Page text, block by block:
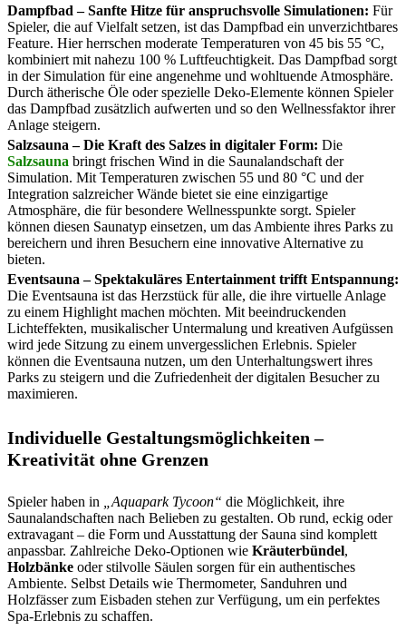
Dampfbad – Sanfte Hitze für anspruchsvolle Simulationen: Für
Spieler, die auf Vielfalt setzen, ist das Dampfbad ein unverzichtbares
Feature. Hier herrschen moderate Temperaturen von 45 bis 55 °C,
kombiniert mit nahezu 100 % Luftfeuchtigkeit. Das Dampfbad sorgt
in der Simulation für eine angenehme und wohltuende Atmosphäre.
Durch ätherische Öle oder spezielle Deko-Elemente können Spieler
das Dampfbad zusätzlich aufwerten und so den Wellnessfaktor ihrer
Anlage steigern.
Salzsauna – Die Kraft des Salzes in digitaler Form: Die
Salzsauna bringt frischen Wind in die Saunalandschaft der
Simulation. Mit Temperaturen zwischen 55 und 80 °C und der
Integration salzreicher Wände bietet sie eine einzigartige
Atmosphäre, die für besondere Wellnesspunkte sorgt. Spieler
können diesen Saunatyp einsetzen, um das Ambiente ihres Parks zu
bereichern und ihren Besuchern eine innovative Alternative zu
bieten.
Eventsauna – Spektakuläres Entertainment trifft Entspannung:
Die Eventsauna ist das Herzstück für alle, die ihre virtuelle Anlage
zu einem Highlight machen möchten. Mit beeindruckenden
Lichteffekten, musikalischer Untermalung und kreativen Aufgüssen
wird jede Sitzung zu einem unvergesslichen Erlebnis. Spieler
können die Eventsauna nutzen, um den Unterhaltungswert ihres
Parks zu steigern und die Zufriedenheit der digitalen Besucher zu
maximieren.
Individuelle Gestaltungsmöglichkeiten –
Kreativität ohne Grenzen
Spieler haben in „Aquapark Tycoon“ die Möglichkeit, ihre
Saunalandschaften nach Belieben zu gestalten. Ob rund, eckig oder
extravagant – die Form und Ausstattung der Sauna sind komplett
anpassbar. Zahlreiche Deko-Optionen wie Kräuterbündel,
Holzbänke oder stilvolle Säulen sorgen für ein authentisches
Ambiente. Selbst Details wie Thermometer, Sanduhren und
Holzfässer zum Eisbaden stehen zur Verfügung, um ein perfektes
Spa-Erlebnis zu schaffen.